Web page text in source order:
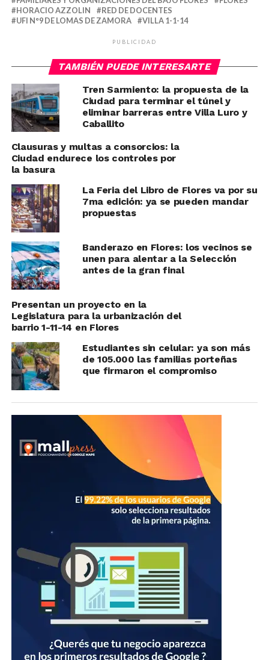
HORACIO AZZOLIN
RED DE DOCENTES
UFI N°9 DE LOMAS DE ZAMORA
VILLA 1-1-14
PUBLICIDAD
TAMBIÉN PUEDE INTERESARTE
Tren Sarmiento: la propuesta de la
Ciudad para terminar el túnel y
eliminar barreras entre Villa Luro y
Caballito
Clausuras y multas a consorcios: la
Ciudad endurece los controles por
la basura
La Feria del Libro de Flores va por su
7ma edición: ya se pueden mandar
propuestas
Banderazo en Flores: los vecinos se
unen para alentar a la Selección
antes de la gran final
Presentan un proyecto en la
Legislatura para la urbanización del
barrio 1-11-14 en Flores
Estudiantes sin celular: ya son más
de 105.000 las familias porteñas
que firmaron el compromiso